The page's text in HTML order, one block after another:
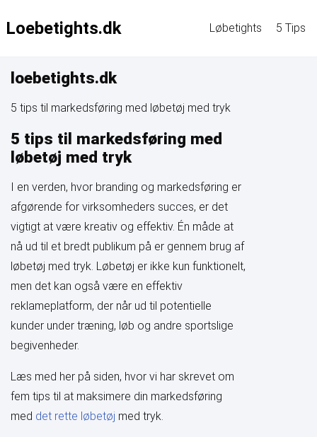
Loebetights.dk Løbetights 5 Tips
loebetights.dk
5 tips til markedsføring med løbetøj med tryk
5 tips til markedsføring med
løbetøj med tryk
I en verden, hvor branding og markedsføring er
afgørende for virksomheders succes, er det
vigtigt at være kreativ og effektiv. Én måde at
nå ud til et bredt publikum på er gennem brug af
løbetøj med tryk. Løbetøj er ikke kun funktionelt,
men det kan også være en effektiv
reklameplatform, der når ud til potentielle
kunder under træning, løb og andre sportslige
begivenheder.
Læs med her på siden, hvor vi har skrevet om
fem tips til at maksimere din markedsføring
med det rette løbetøj med tryk.